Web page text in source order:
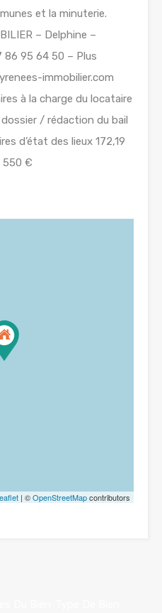
et la minuterie.
– Delphine –
86 95 64 50 – Plus
immobilier.com
à la charge du locataire
/ rédaction du bail
d’état des lieux 172,19
550 €
| ©OpenStreetMapcontributors